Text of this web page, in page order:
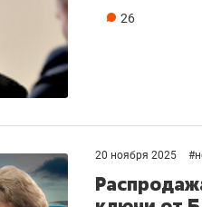
26
20 ноября 2025 #